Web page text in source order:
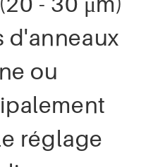
d'anneaux
ou
réglage